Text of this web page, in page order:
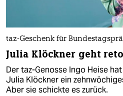
taz-Geschenk für
Julia Klöckner geht
Der taz-Genosse Ingo Heise
Julia Klöckner ein
Aber sie schickte es zurück.